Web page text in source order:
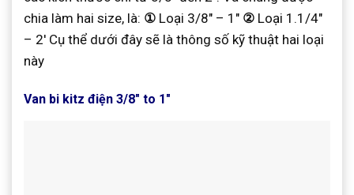
chia làm hai size, là: ① Loại 3/8″ – 1″ ② Loại 1.1/4″
– 2′ Cụ thể dưới đây sẽ là thông số kỹ thuật hai loại
này
Van bi kitz điện 3/8″ to 1″